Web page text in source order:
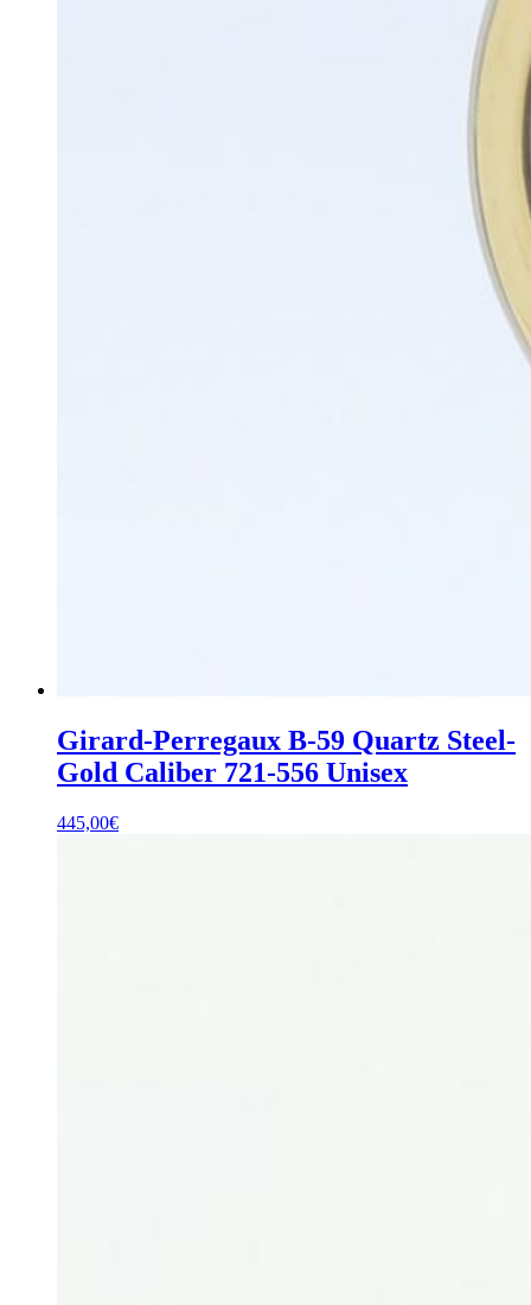
Girard-Perregaux B-59 Quartz Steel-
Gold Caliber 721-556 Unisex
445,00€